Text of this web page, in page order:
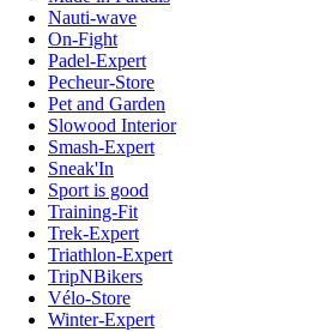
Nauti-wave
On-Fight
Padel-Expert
Pecheur-Store
Pet and Garden
Slowood Interior
Smash-Expert
Sneak'In
Sport is good
Training-Fit
Trek-Expert
Triathlon-Expert
TripNBikers
Vélo-Store
Winter-Expert